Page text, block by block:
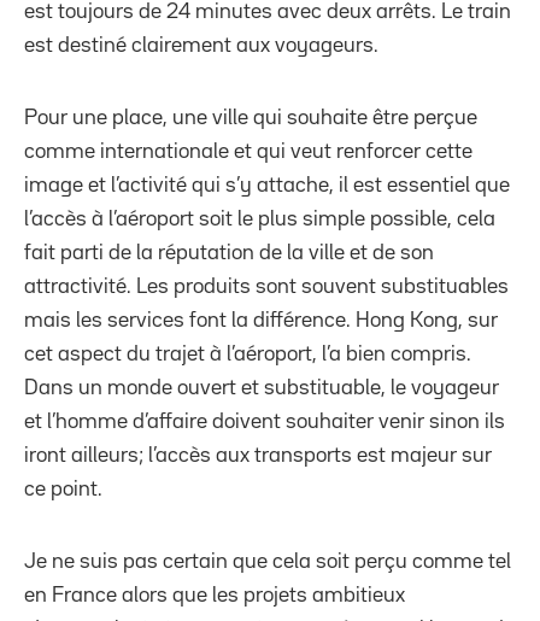
est toujours de 24 minutes avec deux arrêts. Le train
est destiné clairement aux voyageurs.
Pour une place, une ville qui souhaite être perçue
comme internationale et qui veut renforcer cette
image et l’activité qui s’y attache, il est essentiel que
l’accès à l’aéroport soit le plus simple possible, cela
fait parti de la réputation de la ville et de son
attractivité. Les produits sont souvent substituables
mais les services font la différence. Hong Kong, sur
cet aspect du trajet à l’aéroport, l’a bien compris.
Dans un monde ouvert et substituable, le voyageur
et l’homme d’affaire doivent souhaiter venir sinon ils
iront ailleurs; l’accès aux transports est majeur sur
ce point.
Je ne suis pas certain que cela soit perçu comme tel
en France alors que les projets ambitieux